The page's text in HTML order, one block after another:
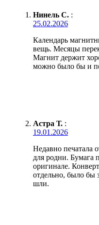
Нинель С. :
25.02.2026
Календарь
вещь. Месяцы
Магнит держит
можно было бы и
Астра Т. :
19.01.2026
Недавно печатала
для родни. Бумага
оригинале.
отдельно, было бы
шли.